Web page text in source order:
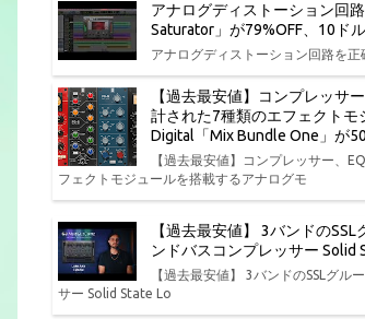
アナログディストーション回
Saturator」が79%OFF、10ド
アナログディストーション回路を
【過去最安値】コンプレッサ
計された7種類のエフェクト
Digital「Mix Bundle One」が
【過去最安値】コンプレッサー、
フェクトモジュールを搭載するアナログモ
【過去最安値】 3バンドの
ンドバスコンプレッサー Solid
【過去最安値】 3バンドのSSLグ
サー Solid State Lo